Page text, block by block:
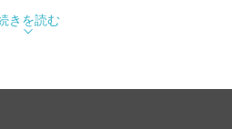
3個300円（税込330円）
チタイムは、お食事充実★
きを読む